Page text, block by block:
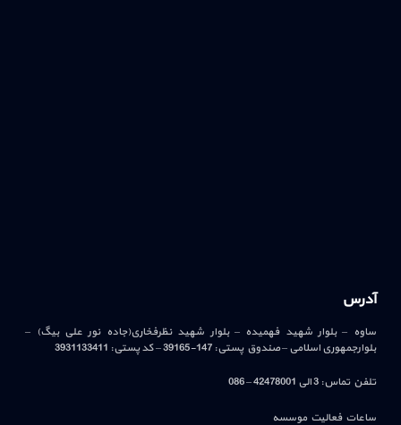
آدرس
ساوه – بلوار شهید فهمیده – بلوار شهید نظرفخاری(جاده نور علی بیگ) –
بلوارجمهوری اسلامی – صندوق پستی: 147-39165 – کد پستی: 3931133411
تلفن تماس: 3 الی 42478001 – 086
ساعات فعالیت موسسه